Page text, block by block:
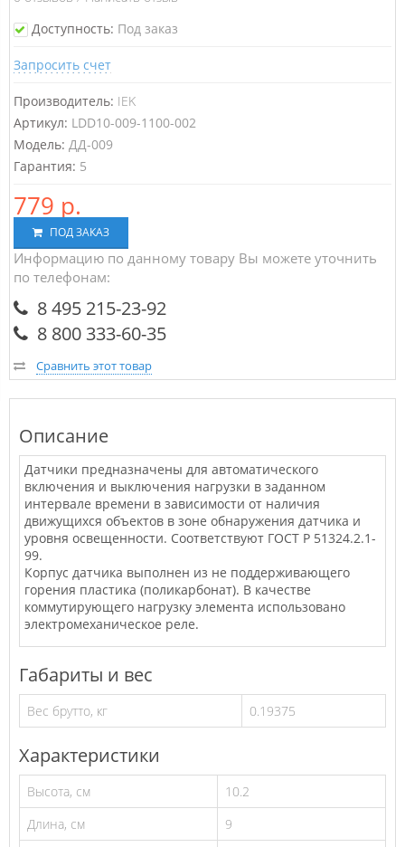
Доступность: Под заказ
Запросить счет
Производитель: IEK
Артикул: LDD10-009-1100-002
Модель: ДД-009
Гарантия: 5
779 р.
ПОД ЗАКАЗ
Информацию по данному товару Вы можете уточнить
по телефонам:
8 495 215-23-92
8 800 333-60-35
Сравнить этот товар
Описание
Датчики предназначены для автоматического
включения и выключения нагрузки в заданном
интервале времени в зависимости от наличия
движущихся объектов в зоне обнаружения датчика и
уровня освещенности. Соответствуют ГОСТ Р 51324.2.1-
99.
Корпус датчика выполнен из не поддерживающего
горения пластика (поликарбонат). В качестве
коммутирующего нагрузку элемента использовано
электромеханическое реле.
Габариты и вес
Вес брутто, кг 0.19375
Характеристики
Высота, см
10.2
Длина, см
9